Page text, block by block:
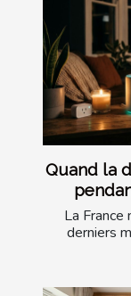
Quand la
La France
derniers